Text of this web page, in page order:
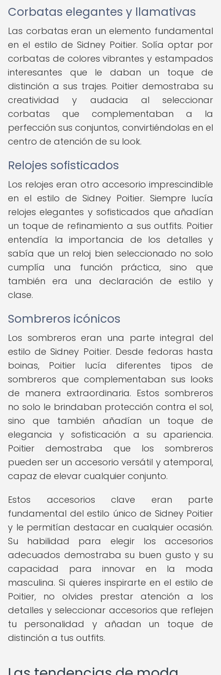
Corbatas elegantes y llamativas
Las corbatas eran un elemento fundamental
en el estilo de Sidney Poitier. Solía optar por
corbatas de colores vibrantes y estampados
interesantes que le daban un toque de
distinción a sus trajes. Poitier demostraba su
creatividad y audacia al seleccionar
corbatas que complementaban a la
perfección sus conjuntos, convirtiéndolas en el
centro de atención de su look.
Relojes sofisticados
Los relojes eran otro accesorio imprescindible
en el estilo de Sidney Poitier. Siempre lucía
relojes elegantes y sofisticados que añadían
un toque de refinamiento a sus outfits. Poitier
entendía la importancia de los detalles y
sabía que un reloj bien seleccionado no solo
cumplía una función práctica, sino que
también era una declaración de estilo y
clase.
Sombreros icónicos
Los sombreros eran una parte integral del
estilo de Sidney Poitier. Desde fedoras hasta
boinas, Poitier lucía diferentes tipos de
sombreros que complementaban sus looks
de manera extraordinaria. Estos sombreros
no solo le brindaban protección contra el sol,
sino que también añadían un toque de
elegancia y sofisticación a su apariencia.
Poitier demostraba que los sombreros
pueden ser un accesorio versátil y atemporal,
capaz de elevar cualquier conjunto.
Estos accesorios clave eran parte
fundamental del estilo único de Sidney Poitier
y le permitían destacar en cualquier ocasión.
Su habilidad para elegir los accesorios
adecuados demostraba su buen gusto y su
capacidad para innovar en la moda
masculina. Si quieres inspirarte en el estilo de
Poitier, no olvides prestar atención a los
detalles y seleccionar accesorios que reflejen
tu personalidad y añadan un toque de
distinción a tus outfits.